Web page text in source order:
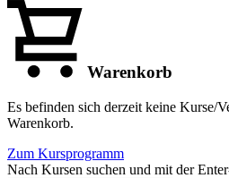
Warenkorb
Es befinden sich derzeit keine Kurse/
Warenkorb.
Zum Kursprogramm
Nach Kursen suchen und mit der